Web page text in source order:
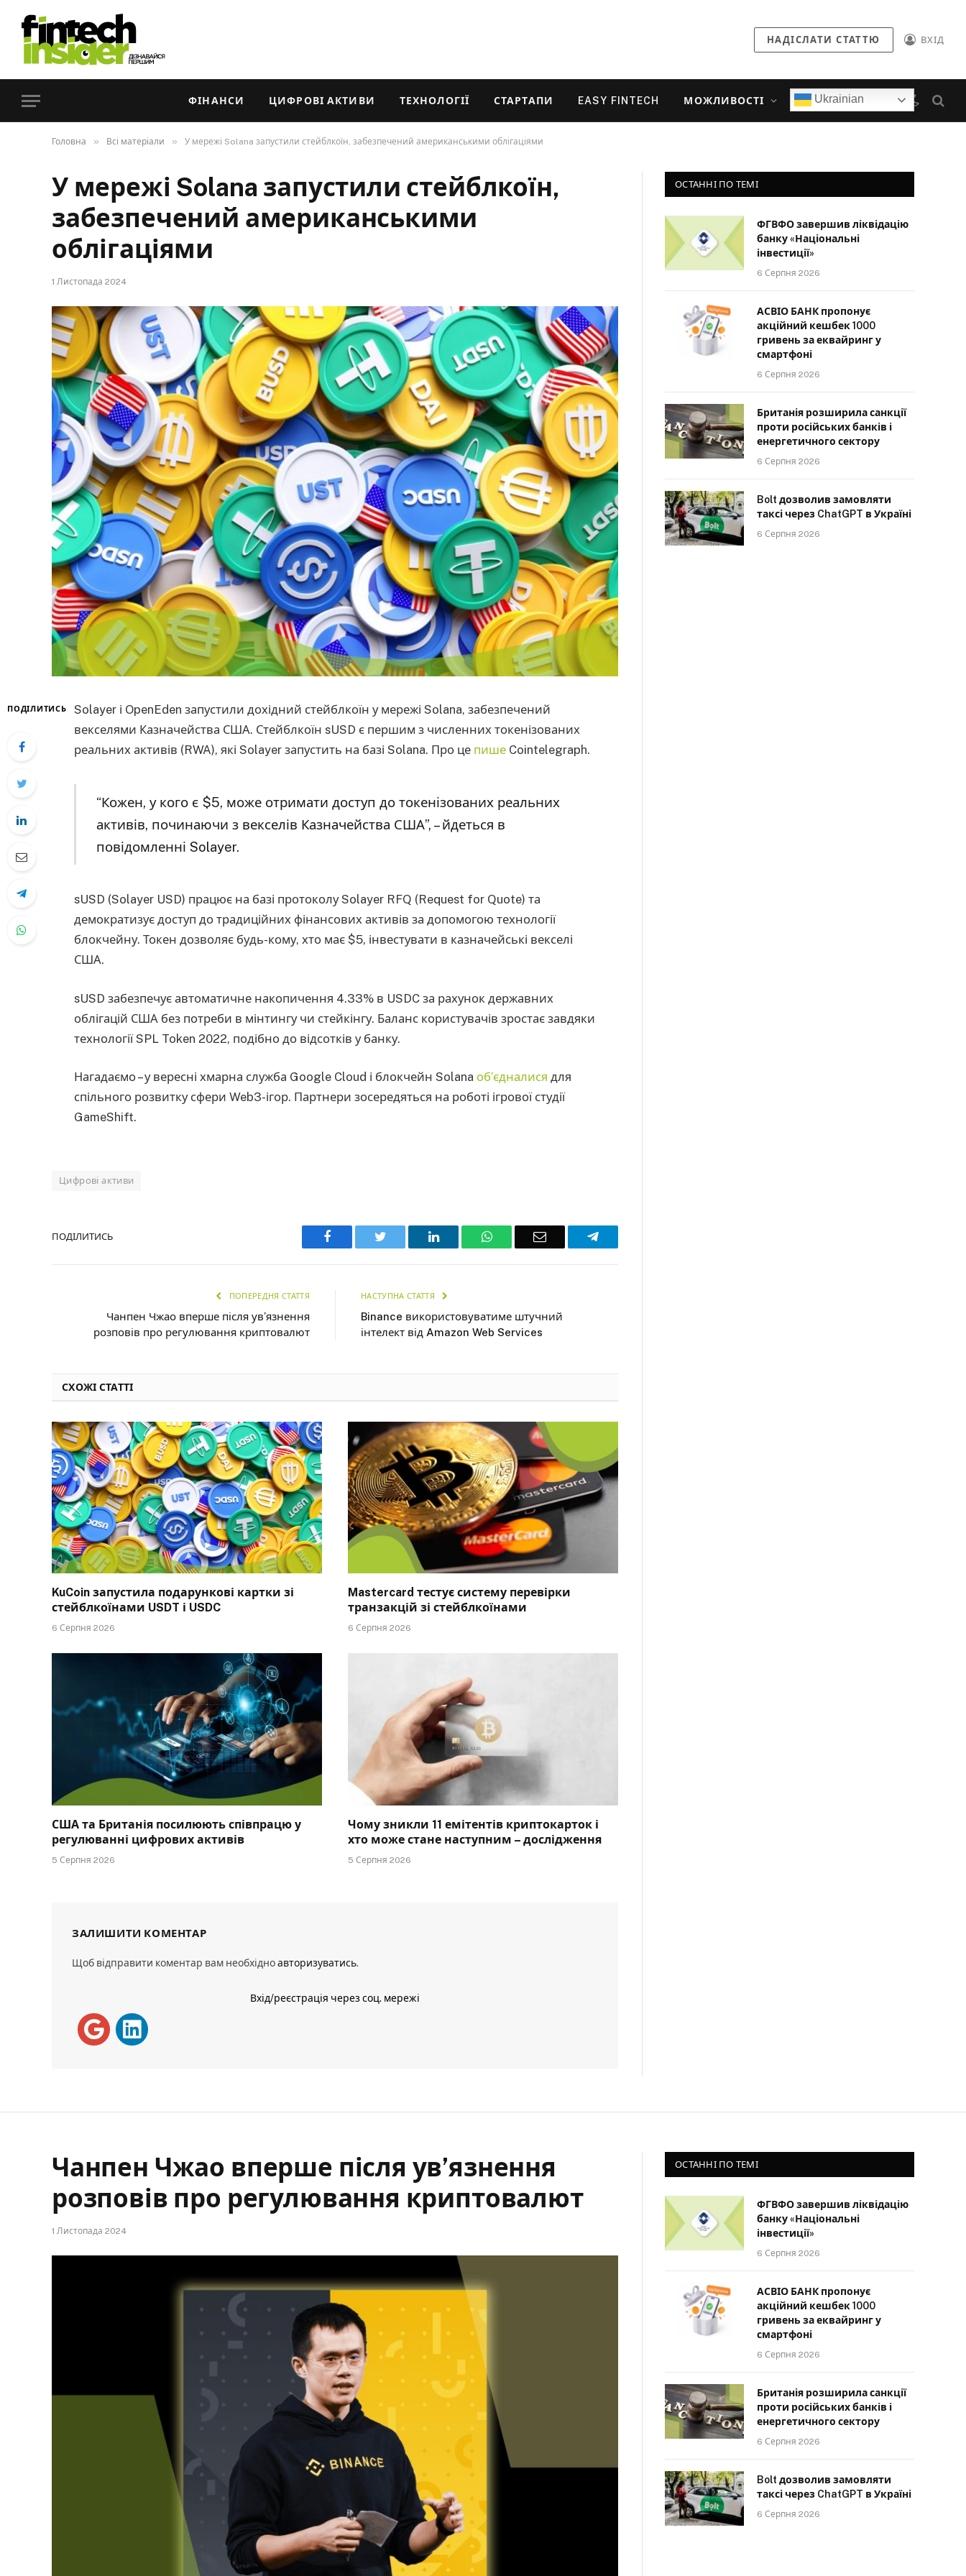
НАДІСЛАТИ СТАТТЮ ВХІД
ФІНАНСИ ЦИФРОВІ АКТИВИ ТЕХНОЛОГІЇ СТАРТАПИ EASY FINTECH МОЖЛИВОСТІ Ukrainian
Головна » Всі матеріали » У мережі Solana запустили стейблкоїн, забезпечений американськими облігаціями
У мережі Solana запустили стейблкоїн,
забезпечений американськими
облігаціями
1 Листопада 2024
ПОДІЛИТИСЬ
Solayer і OpenEden запустили дохідний стейблкоїн у мережі Solana, забезпечений
векселями Казначейства США. Стейблкоїн sUSD є першим з численних токенізованих
реальних активів (RWA), які Solayer запустить на базі Solana. Про це пише Cointelegraph.
“Кожен, у кого є $5, може отримати доступ до токенізованих реальних
активів, починаючи з векселів Казначейства США”, – йдеться в
повідомленні Solayer.
sUSD (Solayer USD) працює на базі протоколу Solayer RFQ (Request for Quote) та
демократизує доступ до традиційних фінансових активів за допомогою технології
блокчейну. Токен дозволяє будь-кому, хто має $5, інвестувати в казначейські векселі
США.
sUSD забезпечує автоматичне накопичення 4.33% в USDC за рахунок державних
облігацій США без потреби в мінтингу чи стейкінгу. Баланс користувачів зростає завдяки
технології SPL Token 2022, подібно до відсотків у банку.
Нагадаємо – у вересні хмарна служба Google Cloud і блокчейн Solana об’єдналися для
спільного розвитку сфери Web3-ігор. Партнери зосередяться на роботі ігрової студії
GameShift.
Цифрові активи
ПОДІЛИТИСЬ Facebook Twitter LinkedIn WhatsAppEmail Telegram
ПОПЕРЕДНЯ СТАТТЯ
Чанпен Чжао вперше після ув’язнення
розповів про регулювання криптовалют
НАСТУПНА СТАТТЯ
Binance використовуватиме штучний
інтелект від Amazon Web Services
СХОЖІ СТАТТІ
KuCoin запустила подарункові картки зі
стейблкоїнами USDT і USDC
6 Серпня 2026
Mastercard тестує систему перевірки
транзакцій зі стейблкоїнами
6 Серпня 2026
США та Британія посилюють співпрацю у
регулюванні цифрових активів
5 Серпня 2026
Чому зникли 11 емітентів криптокарток і
хто може стане наступним – дослідження
5 Серпня 2026
ЗАЛИШИТИ КОМЕНТАР
Щоб відправити коментар вам необхідноавторизуватись.
Вхід/реєстрація через соц. мережі
ОСТАННІ ПО ТЕМІ
ФГВФО завершив ліквідацію
банку «Національні
інвестиції»
6 Серпня 2026
АСВІО БАНК пропонує
акційний кешбек 1000
гривень за еквайринг у
смартфоні
6 Серпня 2026
Британія розширила санкції
проти російських банків і
енергетичного сектору
6 Серпня 2026
Bolt дозволив замовляти
таксі через ChatGPT в Україні
6 Серпня 2026
Чанпен Чжао вперше після ув’язнення
розповів про регулювання криптовалют
1 Листопада 2024
ОСТАННІ ПО ТЕМІ
ФГВФО завершив ліквідацію
банку «Національні
інвестиції»
6 Серпня 2026
АСВІО БАНК пропонує
акційний кешбек 1000
гривень за еквайринг у
смартфоні
6 Серпня 2026
Британія розширила санкції
проти російських банків і
енергетичного сектору
6 Серпня 2026
Bolt дозволив замовляти
таксі через ChatGPT в Україні
6 Серпня 2026